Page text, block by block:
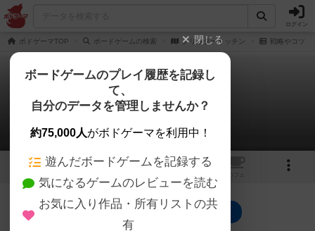
ログイン
ボドゲーマTOP ボードゲームの検索 クリッターキッチン 戦略やコツ
クリッターキッチン
0件の戦略やコツ
1 1 1
クリッターキッチンのトップに戻る
閉じる
ボードゲームのプレイ履歴を記録し
て、
自分のデータを管理しませんか？
約75,000人がボドゲーマを利用中！
遊んだボードゲームを記録する
気になるゲームのレビューを読む
お気に入り作品・所有リストの共
有